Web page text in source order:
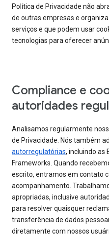
Política de Privacidade não
de outras empresas e
serviços e que podem usar
tecnologias para oferecer
Compliance e
autoridades
Analisamos regularmente
de Privacidade. Nós também
autorregulatórias, incluindo as
Frameworks. Quando
escrito, entramos em contato
acompanhamento.
apropriadas, inclusive
para resolver quaisquer
transferência de dados
diretamente com nossos